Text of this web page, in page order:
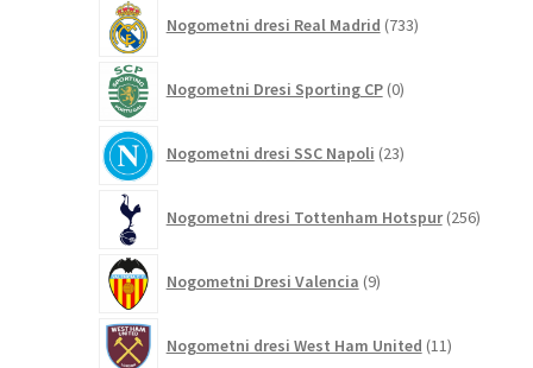
Nogometni dresi Real Madrid 733izdelkov
Nogometni Dresi Sporting CP 0izdelkov
Nogometni dresi SSC Napoli 23izdelkov
Nogometni dresi Tottenham Hotspur 256
Nogometni Dresi Valencia 9izdelkov
Nogometni dresi West Ham United 11izdelkov